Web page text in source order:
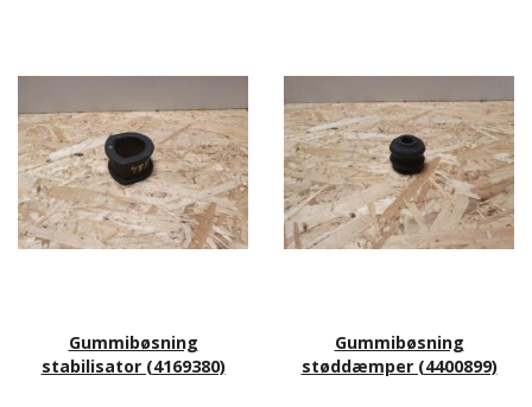
Gummibøsning
stabilisator (4169380)
Gummibøsning
støddæmper (4400899)